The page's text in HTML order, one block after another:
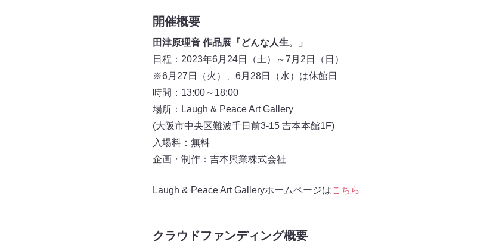
開催概要
田津原理音 作品展『どんな人生。」
日程：2023年6月24日（土）～7月2日（日）
※6月27日（火）、6月28日（水）は休館日
時間：13:00～18:00
場所：Laugh & Peace Art Gallery
(大阪市中央区難波千日前3-15 吉本本館1F)
入場料：無料
企画・制作：吉本興業株式会社
Laugh & Peace Art Galleryホームページはこちら
クラウドファンディング概要